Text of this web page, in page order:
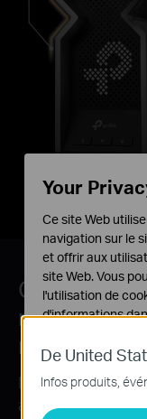
Créez de
réseau
maison
L'Archer BE800
avez des zones
De United
Infos produits,
Your
Ce site Web
navigation sur le
et offrir aux
site Web. Vous
l'utilisation de
d'informations
Ces cookies sont
site Web et ne